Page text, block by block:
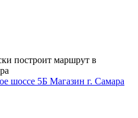
построит маршрут в
шоссе 5Б Магазин г. Самара